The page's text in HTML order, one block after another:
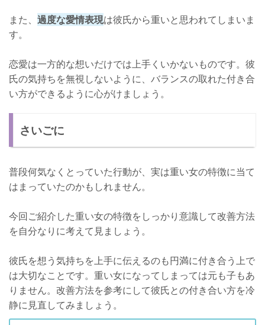
また、 過度な愛情表現は彼氏から重いと思われてしまいま
す。
恋愛は一方的な想いだけでは上手くいかないものです。彼
氏の気持ちを無視しないように、バランスの取れた付き合
い方ができるように心がけましょう。
さいごに
普段何気なくとっていた行動が、実は重い女の特徴に当て
はまっていたのかもしれません。
今回ご紹介した重い女の特徴をしっかり意識して改善方法
を自分なりに考えて見ましょう。
彼氏を想う気持ちを上手に伝えるのも円満に付き合う上で
は大切なことです。重い女になってしまっては元も子もあ
りません。改善方法を参考にして彼氏との付き合い方を冷
静に見直してみましょう。